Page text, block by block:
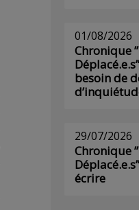
01/08/2026
Chronique
besoin de
29/07/2026
Chronique
écrire